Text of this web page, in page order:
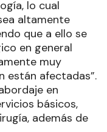
lo cual
altamente
que a ello se
en general
muy
están afectadas”.
en
básicos,
además de